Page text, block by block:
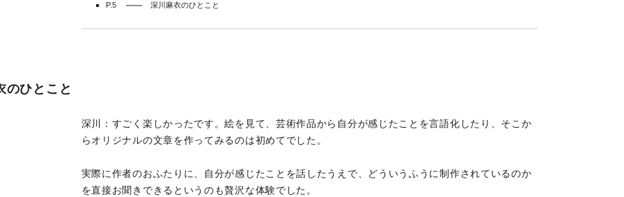
P.5 深川麻衣のひとこと
のひとこと
深川：すごく楽しかったです。絵を見て、芸術作品から自分が感じたことを言語化したり、そこか
らオリジナルの文章を作ってみるのは初めてでした。
実際に作者のおふたりに、自分が感じたことを話したうえで、どういうふうに制作されているのか
を直接お聞きできるというのも贅沢な体験でした。